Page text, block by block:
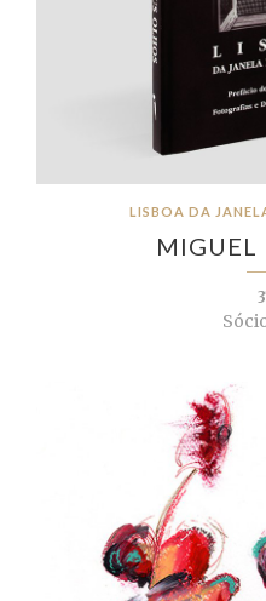
LISBOA DA
MIGUEL